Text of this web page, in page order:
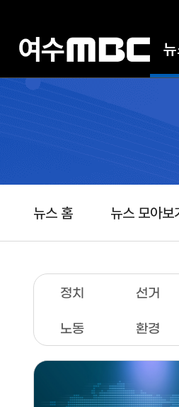
뉴스 홈 뉴스 모아보
정치 선거
노동 환경